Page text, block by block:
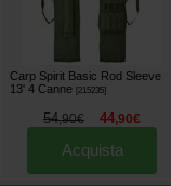
Carp Spirit Basic Rod Sleeve
13' 4 Canne [215235]
54,90€ 44,90€
Acquista